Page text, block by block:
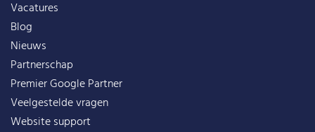
Vacatures
Blog
Nieuws
Partnerschap
Premier Google Partner
Veelgestelde vragen
Website support